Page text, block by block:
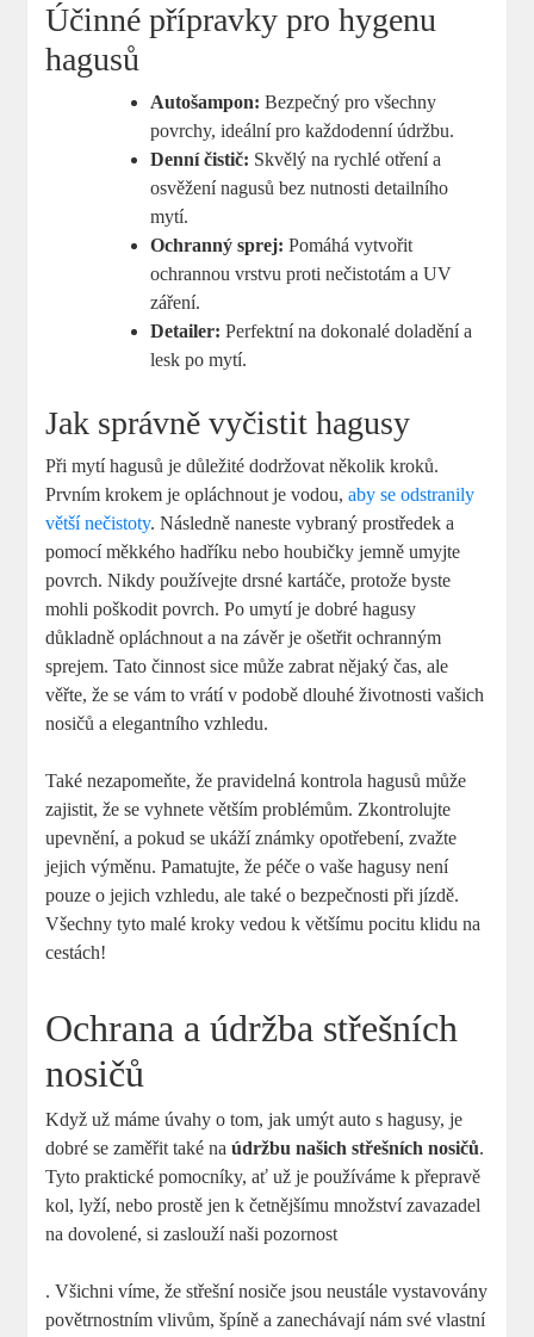
Účinné přípravky pro hygenu
hagusů
Autošampon: Bezpečný pro všechny
povrchy, ideální pro každodenní údržbu.
Denní čistič: Skvělý na rychlé otření a
osvěžení nagusů bez nutnosti detailního
mytí.
Ochranný sprej: Pomáhá vytvořit
ochrannou vrstvu proti nečistotám a UV
záření.
Detailer: Perfektní na dokonalé doladění a
lesk po mytí.
Jak správně vyčistit hagusy
Při mytí hagusů je důležité dodržovat několik kroků.
Prvním krokem je opláchnout je vodou,aby se odstranily
větší nečistoty. Následně naneste vybraný prostředek a
pomocí měkkého hadříku nebo houbičky jemně umyjte
povrch. Nikdy používejte drsné kartáče, protože byste
mohli poškodit povrch. Po umytí je dobré hagusy
důkladně opláchnout a na závěr je ošetřit ochranným
sprejem. Tato činnost sice může zabrat nějaký čas, ale
věřte, že se vám to vrátí v podobě dlouhé životnosti vašich
nosičů a elegantního vzhledu.
Také nezapomeňte, že pravidelná kontrola hagusů může
zajistit, že se vyhnete větším problémům. Zkontrolujte
upevnění, a pokud se ukáží známky opotřebení, zvažte
jejich výměnu. Pamatujte, že péče o vaše hagusy není
pouze o jejich vzhledu, ale také o bezpečnosti při jízdě.
Všechny tyto malé kroky vedou k většímu pocitu klidu na
cestách!
Ochrana a údržba střešních
nosičů
Když už máme úvahy o tom, jak umýt auto s hagusy, je
dobré se zaměřit také naúdržbu našich střešních nosičů.
Tyto praktické pomocníky, ať už je používáme k přepravě
kol, lyží, nebo prostě jen k četnějšímu množství zavazadel
na dovolené, si zaslouží naši pozornost
. Všichni víme, že střešní nosiče jsou neustále vystavovány
povětrnostním vlivům, špíně a zanechávají nám své vlastní